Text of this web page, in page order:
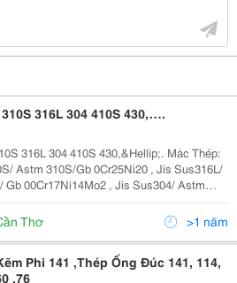
Ống Đúc 310S 316L 304 410S 430,….
316L 304 410S 430,&Hellip;. Mác Thép:
Astm 310S/Gb 0Cr25Ni20 , Jis Sus316L/
Gb 00Cr17Ni14Mo2 , Jis Sus304/ Astm
: Đường Kính Ngoài
: 6Mm - 1016Mm Độ Dày : 2Mm -
Thơ >1 năm
Phi 141 ,Thép Ống Đúc 141, 114,
,76